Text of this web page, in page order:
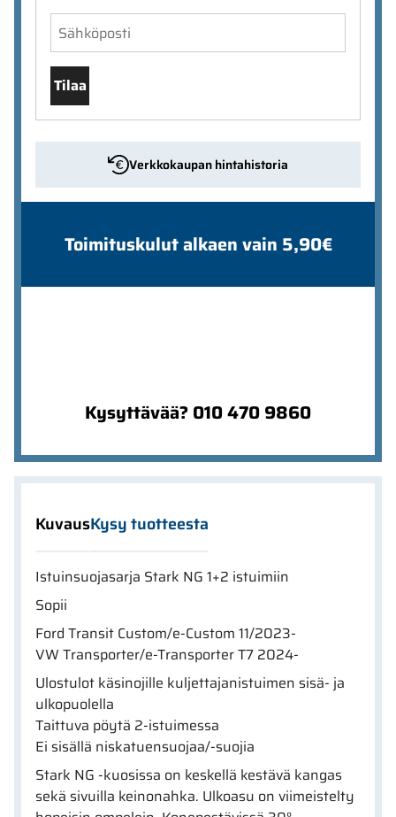
Tilaa
Verkkokaupan hintahistoria
Toimituskulut alkaen vain 5,90€
Kysyttävää? 010 470 9860
KuvausKysy tuotteesta
Istuinsuojasarja Stark NG 1+2 istuimiin
Sopii
Ford Transit Custom/e-Custom 11/2023-
VW Transporter/e-Transporter T7 2024-
Ulostulot käsinojille kuljettajanistuimen sisä- ja
ulkopuolella
Taittuva pöytä 2-istuimessa
Ei sisällä niskatuensuojaa/-suojia
Stark NG -kuosissa on keskellä kestävä kangas
sekä sivuilla keinonahka. Ulkoasu on viimeistelty